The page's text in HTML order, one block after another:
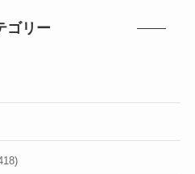
ゴリー